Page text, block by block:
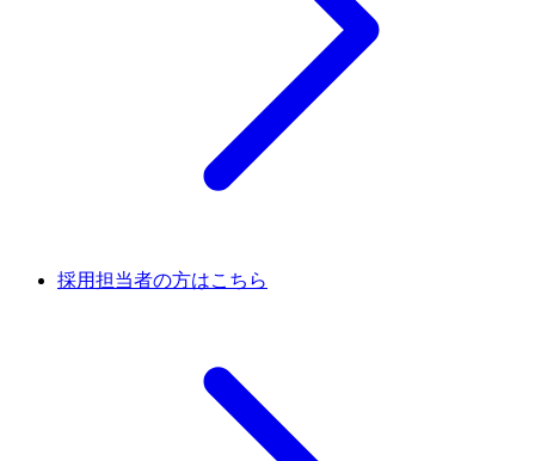
採用担当者の方はこちら